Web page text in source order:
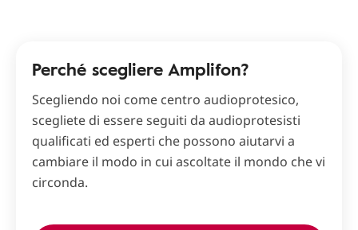
Perché scegliere Amplifon?
Scegliendo noi come centro audioprotesico,
scegliete di essere seguiti da audioprotesisti
qualificati ed esperti che possono aiutarvi a
cambiare il modo in cui ascoltate il mondo che vi
circonda.